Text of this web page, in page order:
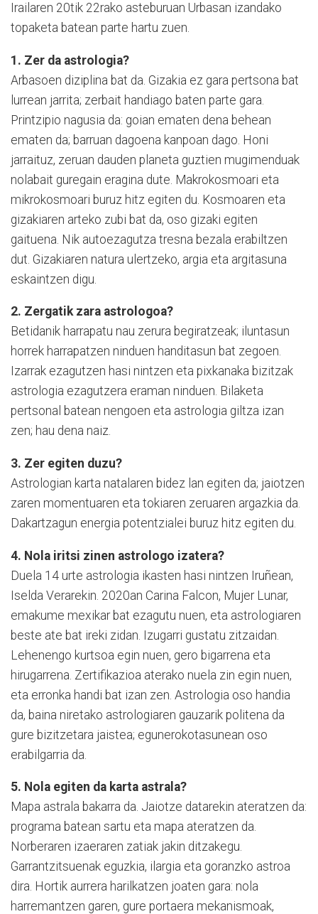
Irailaren 20tik 22rako asteburuan Urbasan izandako
topaketa batean parte hartu zuen.
1. Zer da astrologia?
Arbasoen diziplina bat da. Gizakia ez gara pertsona bat
lurrean jarrita; zerbait handiago baten parte gara.
Printzipio nagusia da: goian ematen dena behean
ematen da; barruan dagoena kanpoan dago. Honi
jarraituz, zeruan dauden planeta guztien mugimenduak
nolabait guregain eragina dute. Makrokosmoari eta
mikrokosmoari buruz hitz egiten du. Kosmoaren eta
gizakiaren arteko zubi bat da, oso gizaki egiten
gaituena. Nik autoezagutza tresna bezala erabiltzen
dut. Gizakiaren natura ulertzeko, argia eta argitasuna
eskaintzen digu.
2. Zergatik zara astrologoa?
Betidanik harrapatu nau zerura begiratzeak; iluntasun
horrek harrapatzen ninduen handitasun bat zegoen.
Izarrak ezagutzen hasi nintzen eta pixkanaka bizitzak
astrologia ezagutzera eraman ninduen. Bilaketa
pertsonal batean nengoen eta astrologia giltza izan
zen; hau dena naiz.
3. Zer egiten duzu?
Astrologian karta natalaren bidez lan egiten da; jaiotzen
zaren momentuaren eta tokiaren zeruaren argazkia da.
Dakartzagun energia potentzialei buruz hitz egiten du.
4. Nola iritsi zinen astrologo izatera?
Duela 14 urte astrologia ikasten hasi nintzen Iruñean,
Iselda Verarekin. 2020an Carina Falcon, Mujer Lunar,
emakume mexikar bat ezagutu nuen, eta astrologiaren
beste ate bat ireki zidan. Izugarri gustatu zitzaidan.
Lehenengo kurtsoa egin nuen, gero bigarrena eta
hirugarrena. Zertifikazioa aterako nuela zin egin nuen,
eta erronka handi bat izan zen. Astrologia oso handia
da, baina niretako astrologiaren gauzarik politena da
gure bizitzetara jaistea; egunerokotasunean oso
erabilgarria da.
5. Nola egiten da karta astrala?
Mapa astrala bakarra da. Jaiotze datarekin ateratzen da:
programa batean sartu eta mapa ateratzen da.
Norberaren izaeraren zatiak jakin ditzakegu.
Garrantzitsuenak eguzkia, ilargia eta goranzko astroa
dira. Hortik aurrera harilkatzen joaten gara: nola
harremantzen garen, gure portaera mekanismoak,